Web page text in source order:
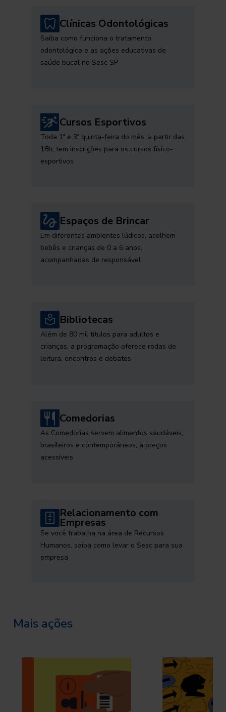
Clínicas Odontológicas
Saiba como funciona o tratamento
odontológico e as ações educativas de
saúde bucal no Sesc SP
Cursos Esportivos
Toda 1ª e 3ª quinta-feira do mês, a partir das
18h, tem inscrições para os cursos físico-
esportivos
Espaços de Brincar
Em diferentes ambientes lúdicos, acolhem
bebês e crianças de 0 a 6 anos,
acompanhadas de responsável
Bibliotecas
Além de 80 mil títulos para adultos e
crianças, a programação oferece rodas de
leitura, encontros e debates
Comedorias
As Comedorias servem alimentos saudáveis,
brasileiros e contemporâneos, a preços
acessíveis
Relacionamento com
Empresas
Se você trabalha na área de Recursos
Humanos, saiba como levar o Sesc para sua
empresa
Mais ações